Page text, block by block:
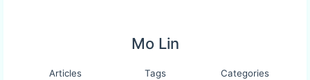
Mo Lin
Articles Tags Categories